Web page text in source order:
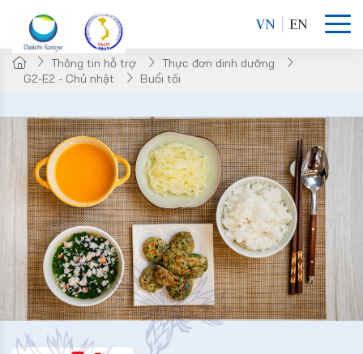
VN EN
Thông tin hỗ trợ
Thực đơn dinh dưỡng
G2-E2 - Chủ nhật
Buổi tối